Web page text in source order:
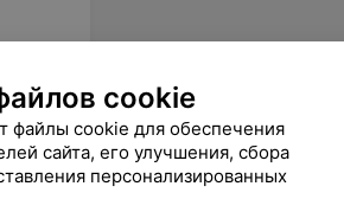
cookie
файлы cookie для обеспечения
сайта, его улучшения, сбора
персонализированных